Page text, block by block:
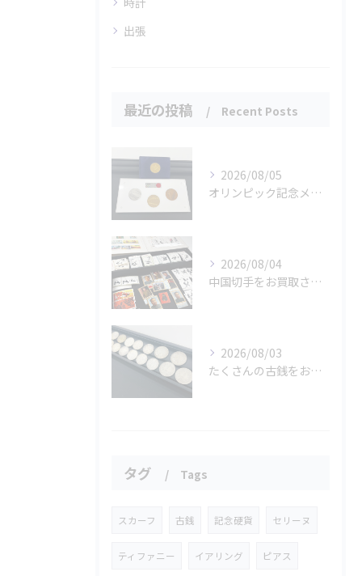
出張
最近の投稿 Recent Posts
2026/08/05
オリンピック記念メダルとメイプルリーフコインをお買取りさせていただきました🏅✨
2026/08/04
中国切手をお買取させていただきました📮✨
2026/08/03
たくさんの古銭をお買取りさせていただきました✨
タグ Tags
スカーフ 古銭 記念硬貨 セリーヌ
ティファニー イアリング ピアス